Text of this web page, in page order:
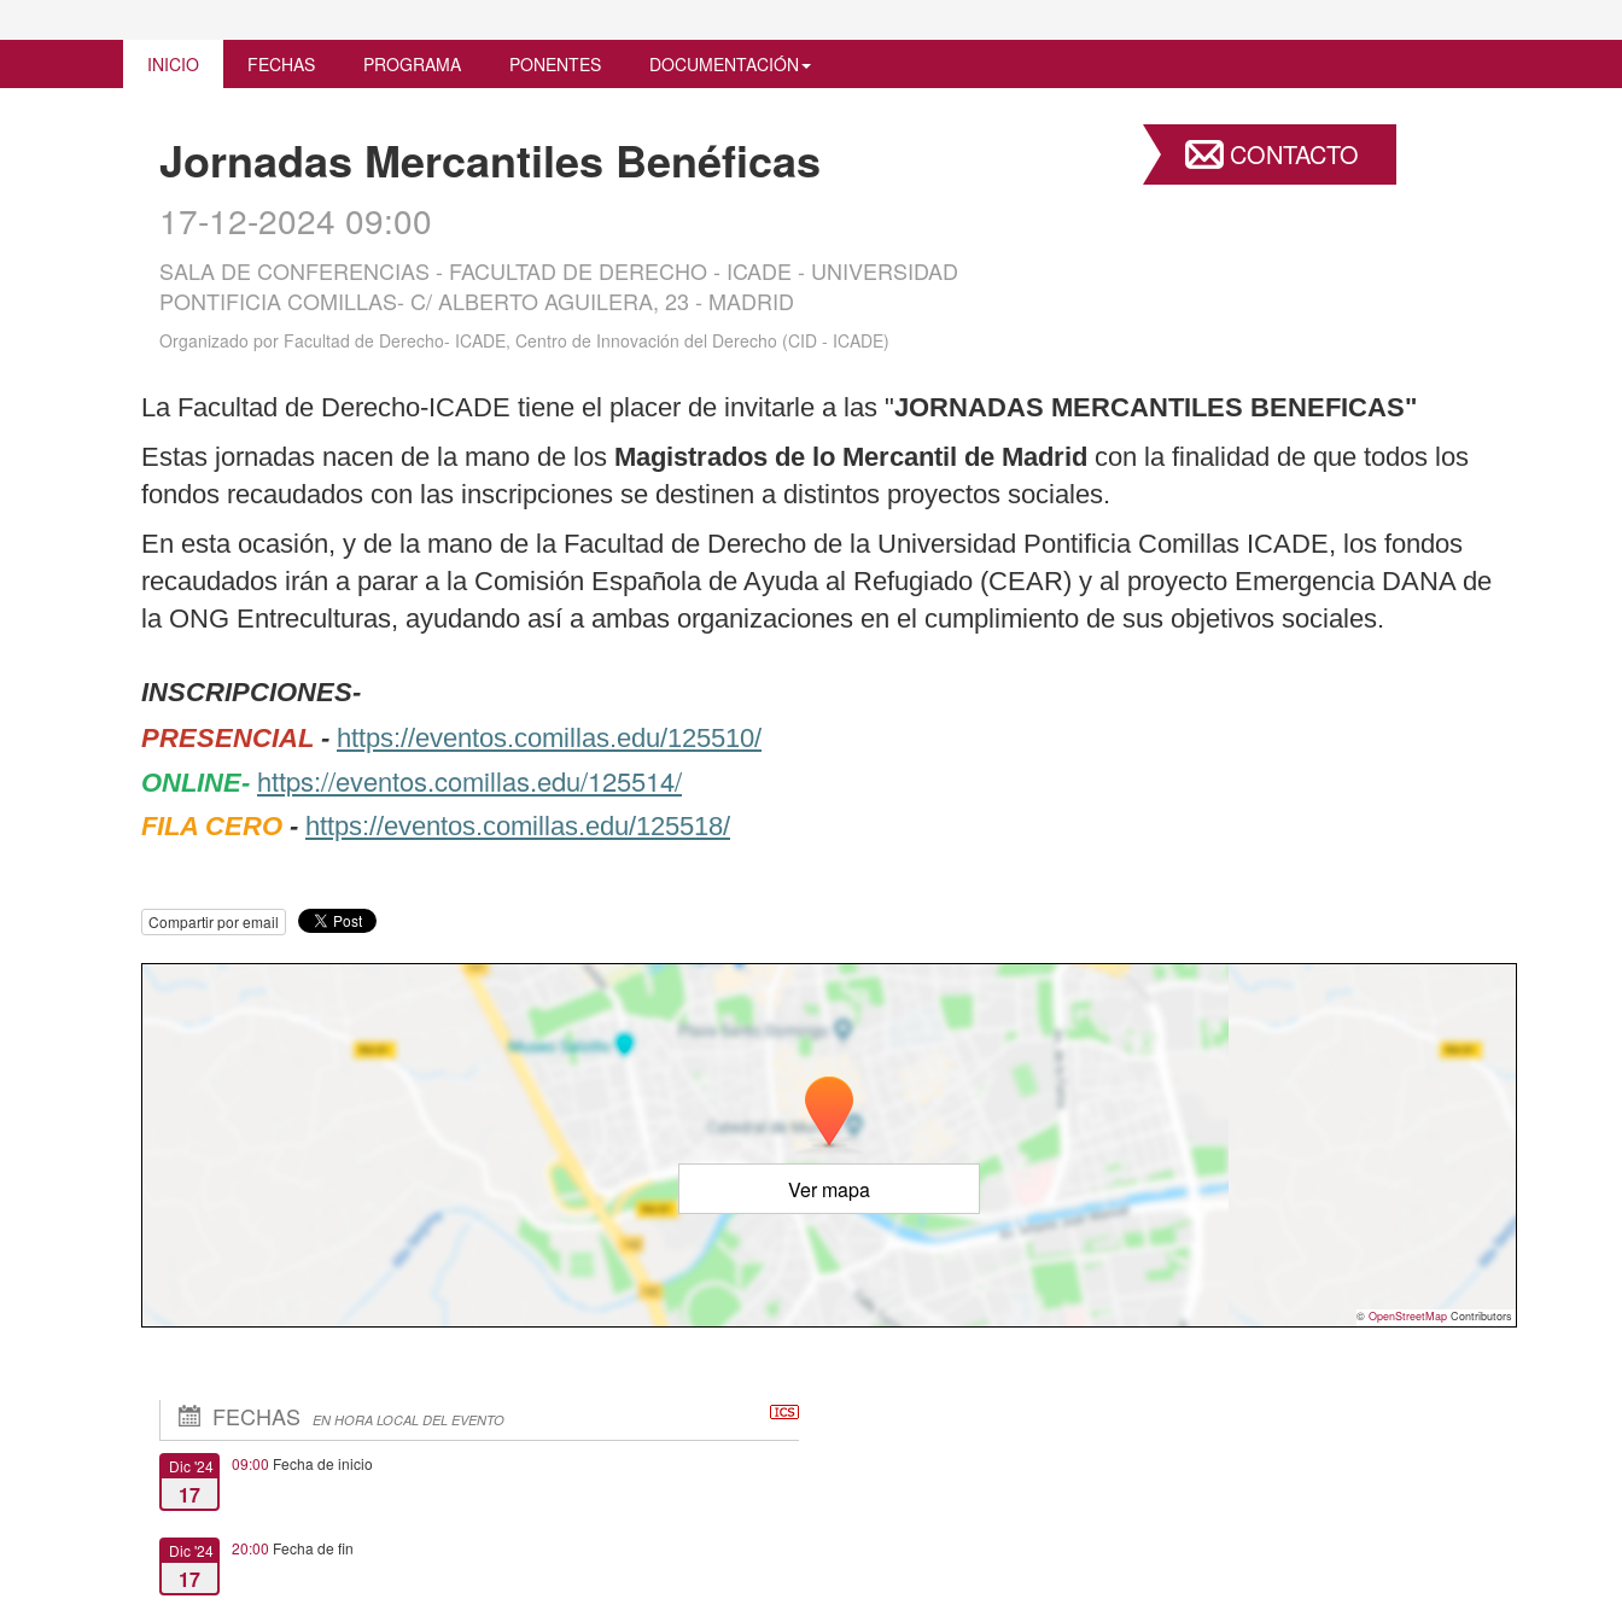
INICIO FECHAS PROGRAMA PONENTES DOCUMENTACIÓN
Jornadas Mercantiles Benéficas
17-12-2024 09:00
SALA DE CONFERENCIAS - FACULTAD DE DERECHO - ICADE - UNIVERSIDAD
PONTIFICIA COMILLAS- C/ ALBERTO AGUILERA, 23 - MADRID
Organizado por Facultad de Derecho- ICADE, Centro de Innovación del Derecho (CID - ICADE)
CONTACTO
La Facultad de Derecho-ICADE tiene el placer de invitarle a las "JORNADAS MERCANTILES BENEFICAS"
Estas jornadas nacen de la mano de los Magistrados de lo Mercantil de Madrid con la finalidad de que todos los
fondos recaudados con las inscripciones se destinen a distintos proyectos sociales.
En esta ocasión, y de la mano de la Facultad de Derecho de la Universidad Pontificia Comillas ICADE, los fondos
recaudados irán a parar a la Comisión Española de Ayuda al Refugiado (CEAR) y al proyecto Emergencia DANA de
la ONG Entreculturas, ayudando así a ambas organizaciones en el cumplimiento de sus objetivos sociales.
INSCRIPCIONES-
PRESENCIAL - https://eventos.comillas.edu/125510/
ONLINE- https://eventos.comillas.edu/125514/
FILA CERO - https://eventos.comillas.edu/125518/
Compartir por email
Ver mapa
© OpenStreetMap Contributors
FECHAS EN HORA LOCAL DEL EVENTO
Dic '24
17
09:00 Fecha de inicio
Dic '24
17
20:00 Fecha de fin